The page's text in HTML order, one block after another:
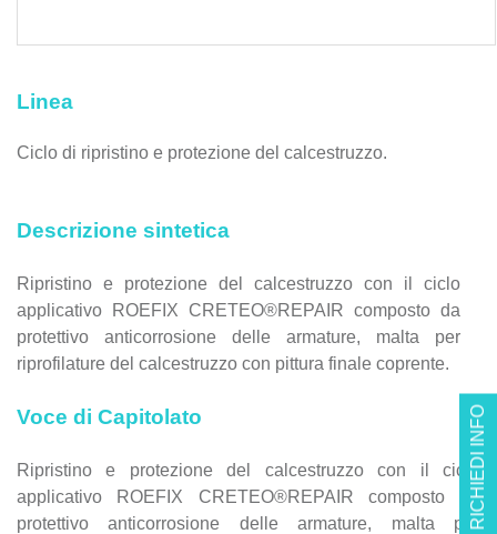
RICHIEDI INFO
Linea
Ciclo di ripristino e protezione del calcestruzzo.
Descrizione sintetica
Ripristino e protezione del calcestruzzo con il ciclo
applicativo ROEFIX CRETEO®REPAIR composto da
protettivo anticorrosione delle armature, malta per
riprofilature del calcestruzzo con pittura finale coprente.
Voce di Capitolato
Ripristino e protezione del calcestruzzo con il ciclo
applicativo ROEFIX CRETEO®REPAIR composto da
protettivo anticorrosione delle armature, malta per